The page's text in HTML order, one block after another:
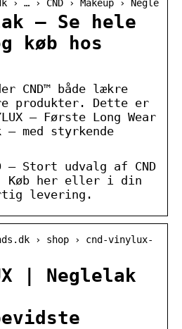
› … › CND › Makeup › Negle
– Se hele
køb hos
CND™ både lækre
produkter. Dette er
– Første Long Wear
med styrkende
– Stort udvalg af CND
Køb her eller i din
levering.
› shop › cnd-vinylux-
| Neglelak